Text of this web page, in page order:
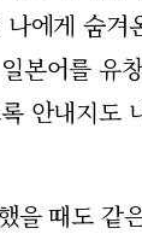
에게 숨
본어를 유
안내지도
을 때도 같